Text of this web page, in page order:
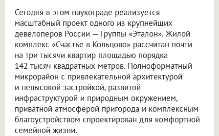
Сегодня в этом наукограде реализуется
масштабный проект одного из крупнейших
девелоперов России — Группы «Эталон». Жилой
комплекс «Счастье в Кольцово» рассчитан почти
на три тысячи квартир площадью порядка
142 тысяч квадратных метров. Полноформатный
микрорайон с привлекательной архитектурой
и невысокой застройкой, развитой
инфраструктурой и природным окружением,
приватной атмосферой пригорода и комплексным
благоустройством спроектирован для комфортной
семейной жизни.